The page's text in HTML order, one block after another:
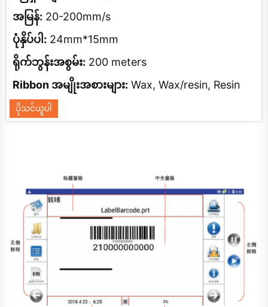
အမြန်: 20-200mm/s
ပုံနှိပ်ပါ: 24mm*15mm
ရိုက်ဘွန်းအစွမ်း: 200 meters
Ribbon အမျိုးအစားများ: Wax, Wax/resin, Resin
ပိုသင်ယူပါ